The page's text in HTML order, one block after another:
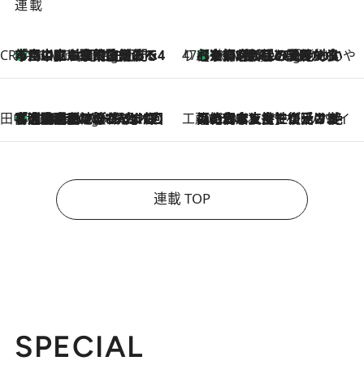
連載
CREA'S CHOICE
46 Minutes Ago
「立川にも歌舞伎があるんだよ」 片岡仁左衛門・市川中車ら豪華座組みで4年目の立川立飛歌舞伎へ 47都道府県の手みやげ ひんやりスイーツで夏を満喫
46 Minutes Ago
【京都府】この夏絶対食べたい 冷やしておいしいおやつ3選 ひと口目から心を掴む新緑のテリーヌ
田中稲の勝手に再ブーム
5 Hours Ago
「湘南乃風に憧れて」観客大盛上がりの“タオル回し”に、ラッパー顔負けの高速歌唱まで…さだまさし（74）のアグレッシブすぎる現在地 工藤まやのおもてなしハワイ
2026.8.6
【ハワイ土産】ローカルの絶大な支持で復活！ 絶品の幻クッキー《元ファンの日本人女性が受け継いだ名店》
連載 TOP
SPECIAL